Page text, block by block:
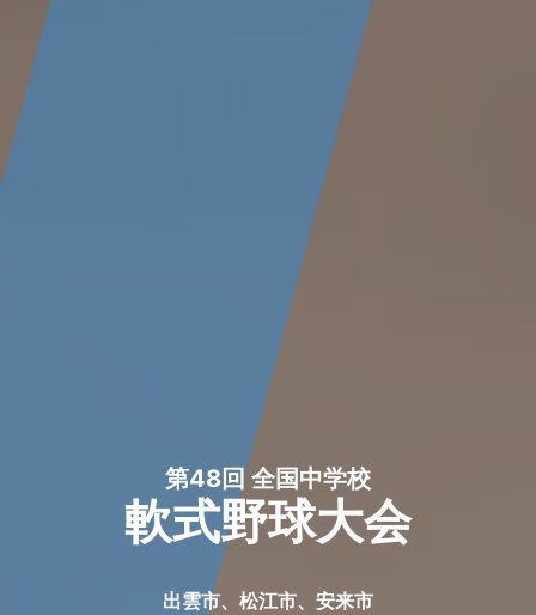
第48回 全国中学校
軟式野球大会
出雲市、松江市、安来市